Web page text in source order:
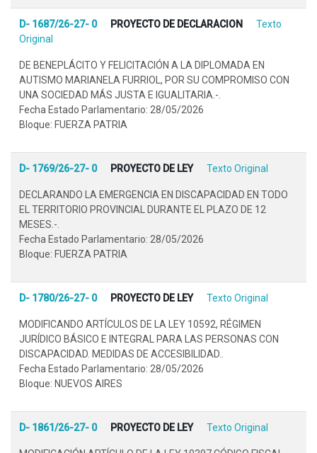
D- 1687/26-27- 0 PROYECTO DE DECLARACION
Texto
Original
DE BENEPLÁCITO Y FELICITACIÓN A LA DIPLOMADA EN
AUTISMO MARIANELA FURRIOL, POR SU COMPROMISO CON
UNA SOCIEDAD MÁS JUSTA E IGUALITARIA.-.
Fecha Estado Parlamentario: 28/05/2026
Bloque: FUERZA PATRIA
D- 1769/26-27- 0 PROYECTO DE LEY Texto Original
DECLARANDO LA EMERGENCIA EN DISCAPACIDAD EN TODO
EL TERRITORIO PROVINCIAL DURANTE EL PLAZO DE 12
MESES.-.
Fecha Estado Parlamentario: 28/05/2026
Bloque: FUERZA PATRIA
D- 1780/26-27- 0 PROYECTO DE LEY Texto Original
MODIFICANDO ARTÍCULOS DE LA LEY 10592, RÉGIMEN
JURÍDICO BÁSICO E INTEGRAL PARA LAS PERSONAS CON
DISCAPACIDAD. MEDIDAS DE ACCESIBILIDAD..
Fecha Estado Parlamentario: 28/05/2026
Bloque: NUEVOS AIRES
D- 1861/26-27- 0 PROYECTO DE LEY Texto Original